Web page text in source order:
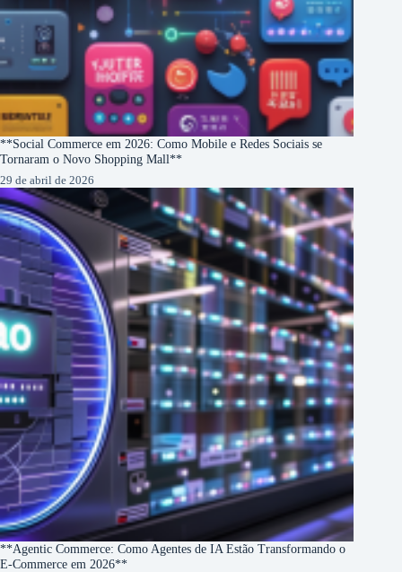
**Social Commerce em 2026: Como Mobile e Redes Sociais se
Tornaram o Novo Shopping Mall**
29 de abril de 2026
**Agentic Commerce: Como Agentes de IA Estão Transformando o
E-Commerce em 2026**